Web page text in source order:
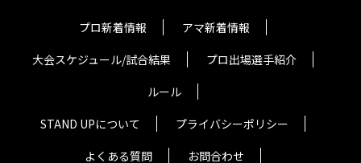
プロ新着情報
アマ新着情報
大会スケジュール/試合結果
プロ出場選手紹介
ルール
STAND UPについて
プライバシーポリシー
よくある質問
お問合わせ